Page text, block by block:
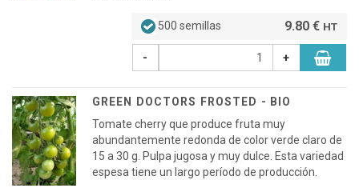
500 semillas 9.80 € HT
- +
GREEN DOCTORS FROSTED - BIO
Tomate cherry que produce fruta muy
abundantemente redonda de color verde claro de
15 a 30 g. Pulpa jugosa y muy dulce. Esta variedad
espesa tiene un largo período de producción.